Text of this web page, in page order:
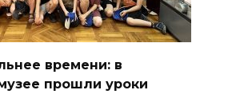
времени: в
прошли уроки